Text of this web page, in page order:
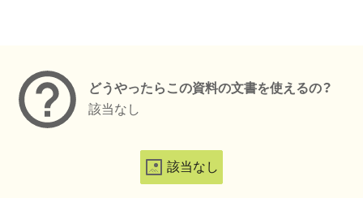
どうやったらこの資料の文書を使えるの？
該当なし
該当なし